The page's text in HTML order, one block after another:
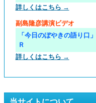
詳しくはこちら →
副島隆彦講演ビデオ
「今日のぼやきの語り口
Ｒ
詳しくはこちら →